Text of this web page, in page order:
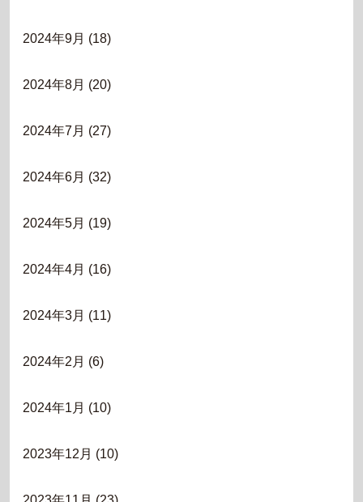
2024年9月 (18)
2024年8月 (20)
2024年7月 (27)
2024年6月 (32)
2024年5月 (19)
2024年4月 (16)
2024年3月 (11)
2024年2月 (6)
2024年1月 (10)
2023年12月 (10)